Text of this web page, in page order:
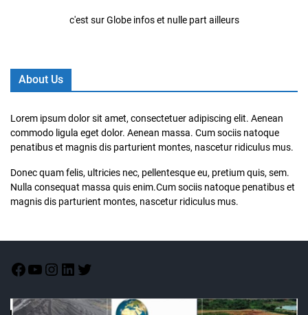
c'est sur Globe infos et nulle part ailleurs
About Us
Lorem ipsum dolor sit amet, consectetuer adipiscing elit. Aenean
commodo ligula eget dolor. Aenean massa. Cum sociis natoque
penatibus et magnis dis parturient montes, nascetur ridiculus mus.
Donec quam felis, ultricies nec, pellentesque eu, pretium quis, sem.
Nulla consequat massa quis enim.Cum sociis natoque penatibus et
magnis dis parturient montes, nascetur ridiculus mus.